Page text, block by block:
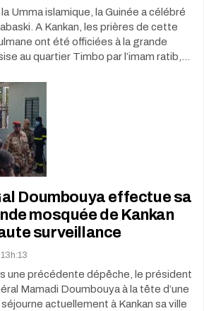
Umma islamique, la Guinée a célébré
A Kankan, les prières de cette
ont été officiées à la grande
au quartier Timbo par l’imam ratib,…
Doumbouya effectue sa
mosquée de Kankan
surveillance
une précédente dépêche, le président
Mamadi Doumbouya à la tête d’une
actuellement à Kankan sa ville